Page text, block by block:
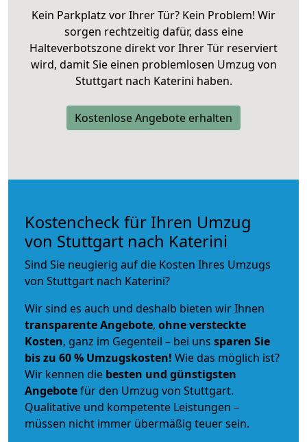
Kein Parkplatz vor Ihrer Tür? Kein Problem! Wir
sorgen rechtzeitig dafür, dass eine
Halteverbotszone direkt vor Ihrer Tür reserviert
wird, damit Sie einen problemlosen Umzug von
Stuttgart nach Katerini haben.
Kostenlose Angebote erhalten
Kostencheck für Ihren Umzug
von Stuttgart nach Katerini
Sind Sie neugierig auf die Kosten Ihres Umzugs
von Stuttgart nach Katerini?
Wir sind es auch und deshalb bieten wir Ihnen
transparente Angebote, ohne versteckte
Kosten, ganz im Gegenteil – bei uns sparen Sie
bis zu 60 % Umzugskosten! Wie das möglich ist?
Wir kennen die besten und günstigsten
Angebotefür den Umzug von Stuttgart.
Qualitative und kompetente Leistungen –
müssen nicht immer übermäßig teuer sein.